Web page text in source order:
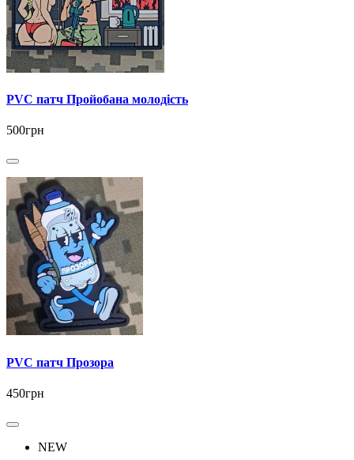
PVC патч Пройобана молодість
500грн
PVC патч Прозора
450грн
NEW